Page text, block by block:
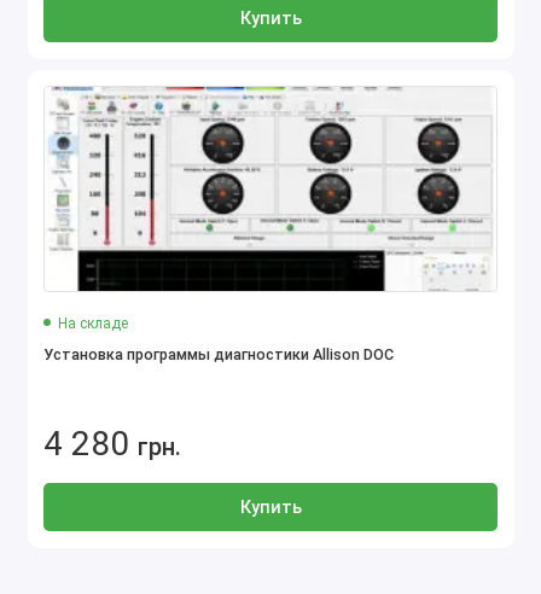
Купить
На складе
Установка программы диагностики Allison DOC
4 280 грн.
Купить